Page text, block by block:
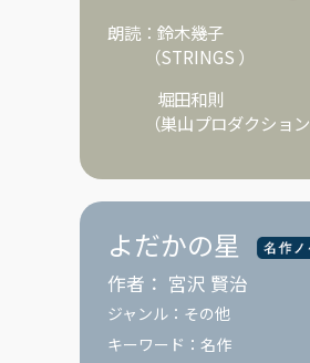
朗読： 鈴木幾子
（STRINGS ）
堀田和則
（巣山プロダクション
よだかの星
作者： 宮沢 賢治
ジャンル： その他
キーワード： 名作